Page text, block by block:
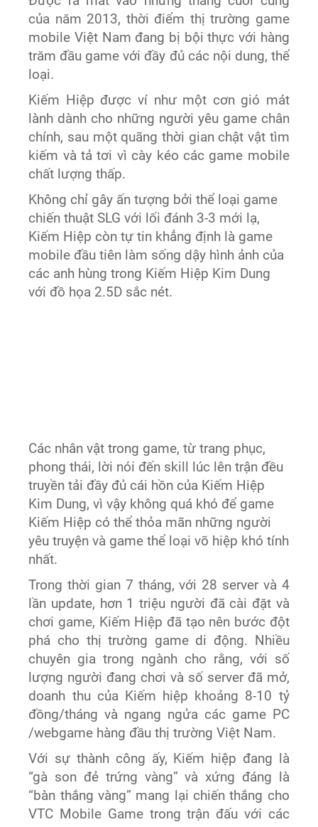
của năm 2013, thời điểm thị trường game
mobile Việt Nam đang bị bội thực với hàng
trăm đầu game với đầy đủ các nội dung, thể
loại.
Kiếm Hiệp được ví như một cơn gió mát
lành dành cho những người yêu game chân
chính, sau một quãng thời gian chật vật tìm
kiếm và tả tơi vì cày kéo các game mobile
chất lượng thấp.
Không chỉ gây ấn tượng bởi thể loại game
chiến thuật SLG với lối đánh 3-3 mới lạ,
Kiếm Hiệp còn tự tin khẳng định là game
mobile đầu tiên làm sống dậy hình ảnh của
các anh hùng trong Kiếm Hiệp Kim Dung
với đồ họa 2.5D sắc nét.
Các nhân vật trong game, từ trang phục,
phong thái, lời nói đến skill lúc lên trận đều
truyền tải đầy đủ cái hồn của Kiếm Hiệp
Kim Dung, vì vậy không quá khó để game
Kiếm Hiệp có thể thỏa mãn những người
yêu truyện và game thể loại võ hiệp khó tính
nhất.
Trong thời gian 7 tháng, với 28 server và 4
lần update, hơn 1 triệu người đã cài đặt và
chơi game, Kiếm Hiệp đã tạo nên bước đột
phá cho thị trường game di động. Nhiều
chuyên gia trong ngành cho rằng, với số
lượng người đang chơi và số server đã mở,
doanh thu của Kiếm hiệp khoảng 8-10 tỷ
đồng/tháng và ngang ngửa các game PC
/webgame hàng đầu thị trường Việt Nam.
Với sự thành công ấy, Kiếm hiệp đang là
“gà son đẻ trứng vàng” và xứng đáng là
“bàn thắng vàng” mang lại chiến thắng cho
VTC Mobile Game trong trận đấu với các